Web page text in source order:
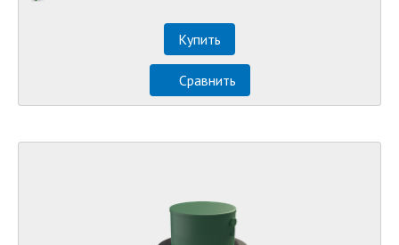
Купить
Сравнить